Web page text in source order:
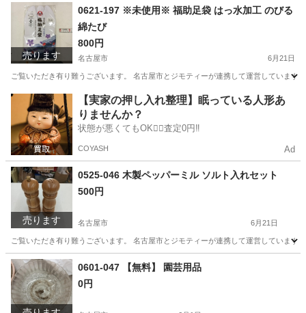
愛知 名古屋市 おもちゃ リユース
売ります
0621-197 ※未使用※ 福助足袋 はっ水加工 のびる
綿たび
800円
名古屋市 6月21日
ご覧いただき有り難うございます。 名古屋市とジモティーが連携して運営してい
愛知 名古屋市 着物 リユース
【実家の押し入れ整理】眠っている人形あ
りませんか？
状態が悪くてもOK🙆‍♀️査定0円‼️
COYASH Ad
売ります
0525-046 木製ペッパーミル ソルト入れセット
500円
名古屋市 6月21日
ご覧いただき有り難うございます。 名古屋市とジモティーが連携して運営してい
愛知 名古屋市 リユース
0601-047 【無料】 園芸用品
0円